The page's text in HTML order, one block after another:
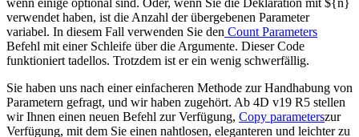
verwendet haben, ist die Anzahl der übergebenen Parameter
variabel. In diesem Fall verwenden Sie den Count Parameters
Befehl mit einer Schleife über die Argumente. Dieser Code
funktioniert tadellos. Trotzdem ist er ein wenig schwerfällig.
Sie haben uns nach einer einfacheren Methode zur Handhabung von
Parametern gefragt, und wir haben zugehört. Ab 4D v19 R5 stellen
wir Ihnen einen neuen Befehl zur Verfügung, Copy parameterszur
Verfügung, mit dem Sie einen nahtlosen, eleganteren und leichter zu